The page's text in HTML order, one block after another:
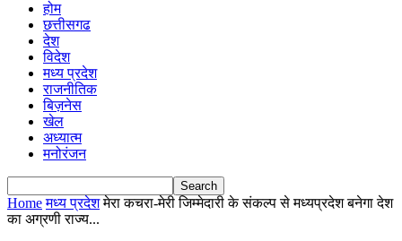
होम
छत्तीसगढ
देश
विदेश
मध्य प्रदेश
राजनीतिक
बिज़नेस
खेल
अध्यात्म
मनोरंजन
Home मध्य प्रदेश मेरा कचरा-मेरी जिम्मेदारी के संकल्प से मध्यप्रदेश बनेगा देश
का अग्रणी राज्य...